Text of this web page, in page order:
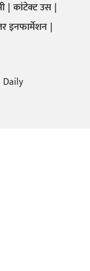
कांटेक्ट उस
इनफार्मेशन